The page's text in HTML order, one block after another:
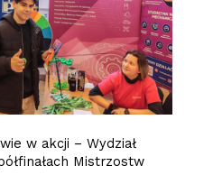
w akcji – Wydział
Mistrzostw